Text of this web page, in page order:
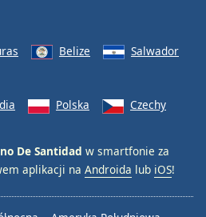
Belize Salwador
Polska Czechy
De Santidad w smartfonie za
aplikacji na Androida lub iOS!